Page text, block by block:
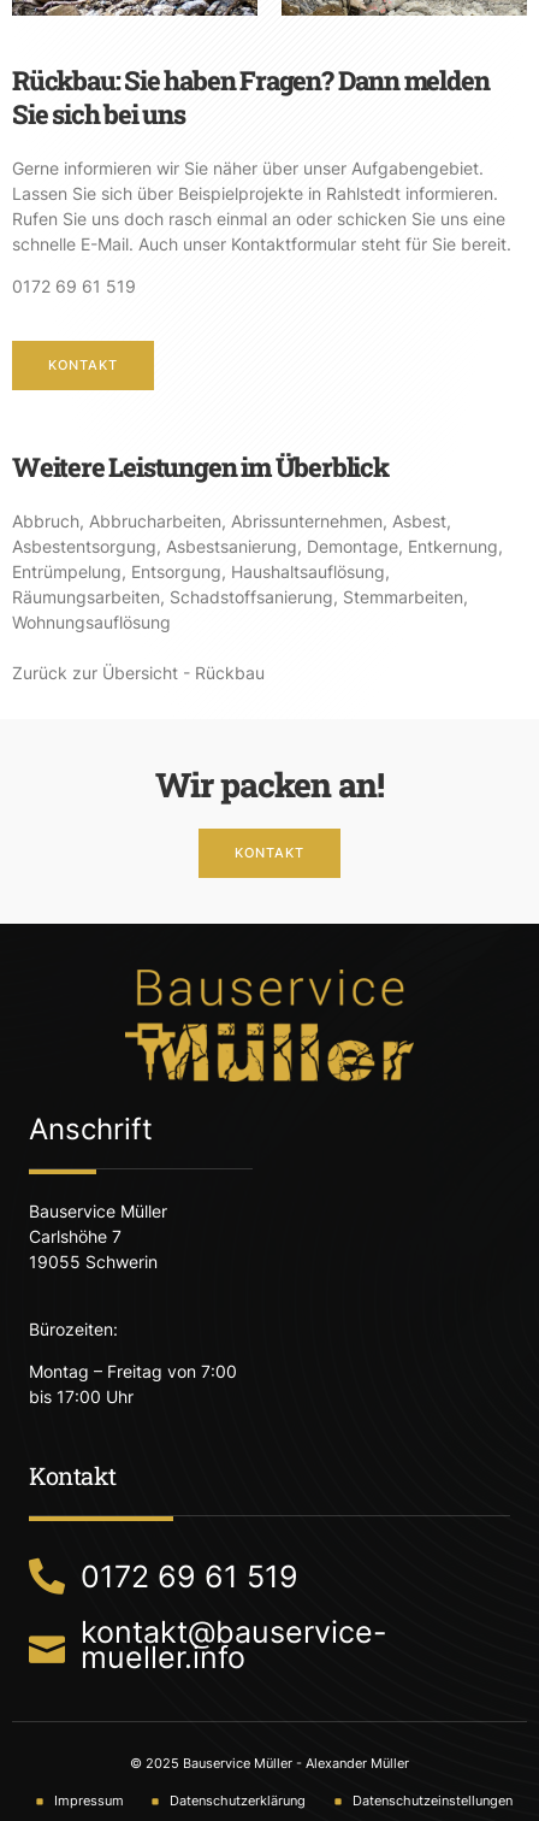
Rückbau: Sie haben Fragen? Dann melden
Sie sich bei uns
Gerne informieren wir Sie näher über unser Aufgabengebiet.
Lassen Sie sich über Beispielprojekte in Rahlstedt informieren.
Rufen Sie uns doch rasch einmal an oder schicken Sie uns eine
schnelle E-Mail. Auch unser Kontaktformular steht für Sie bereit.
0172 69 61 519
KONTAKT
Weitere Leistungen im Überblick
Abbruch, Abbrucharbeiten, Abrissunternehmen, Asbest,
Asbestentsorgung, Asbestsanierung, Demontage, Entkernung,
Entrümpelung, Entsorgung, Haushaltsauflösung,
Räumungsarbeiten, Schadstoffsanierung, Stemmarbeiten,
Wohnungsauflösung
Zurück zur Übersicht - Rückbau
Wir packen an!
KONTAKT
Anschrift
Bauservice Müller
Carlshöhe 7
19055 Schwerin
Bürozeiten:
Montag – Freitag von 7:00
bis 17:00 Uhr
Kontakt
0172 69 61 519
kontakt@bauservice-
mueller.info
© 2025 Bauservice Müller - Alexander Müller
Impressum Datenschutzerklärung Datenschutzeinstellungen